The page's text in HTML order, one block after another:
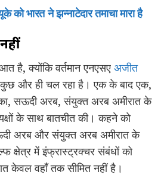
को भारत ने झन्नाटेदार तमाचा मारा है
है, क्योंकि वर्तमान एनएसए अजीत
और ही चल रहा है। एक के बाद एक,
सऊदी अरब, संयुक्त अरब अमीरात के
के साथ बातचीत की। कहने को
अरब और संयुक्त अरब अमीरात के
क्षेत्र में इंफ्रास्ट्रक्चर संबंधों को
केवल वहाँ तक सीमित नहीं है।